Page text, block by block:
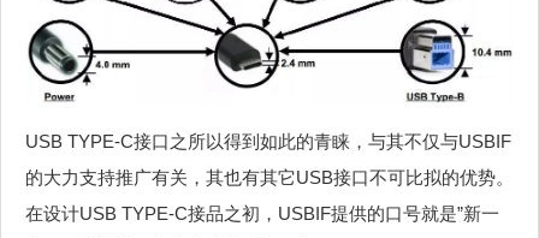
USB TYPE-C接口之所以得到如此的青睐，与其不仅与USBIF
的大力支持推广有关，其也有其它USB接口不可比拟的优势。
在设计USB TYPE-C接品之初，USBIF提供的口号就是”新一